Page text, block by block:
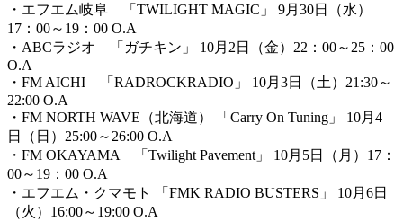
・エフエム岐阜 「TWILIGHT MAGIC」 9月30日（水）
17：00～19：00 O.A
・ABCラジオ 「ガチキン」 10月2日（金）22：00～25：00
O.A
・FM AICHI 「RADROCKRADIO」 10月3日（土）21:30～
22:00 O.A
・FM NORTH WAVE（北海道） 「Carry On Tuning」 10月4
日（日）25:00～26:00 O.A
・FM OKAYAMA 「Twilight Pavement」 10月5日（月）17：
00～19：00 O.A
・エフエム・クマモト 「FMK RADIO BUSTERS」 10月6日
（火）16:00～19:00 O.A